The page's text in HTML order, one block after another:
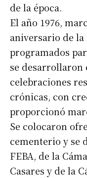
Suscribirme
Dirección de
de la época.
El año 1976,
aniversario de
programados
se desarrollaron
celebraciones
crónicas, con
proporcionó
Se colocaron
cementerio y se
FEBA, de la
Casares y de la